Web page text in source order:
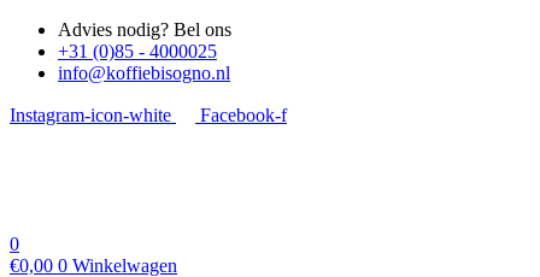
Advies nodig? Bel ons
+31 (0)85 - 4000025
info@koffiebisogno.nl
Instagram-icon-white Facebook-f
0
€0,00 0 Winkelwagen